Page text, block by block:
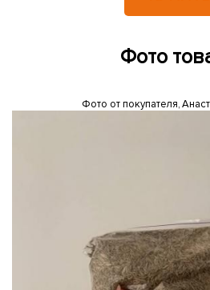
Фото
Фото от покупателя,